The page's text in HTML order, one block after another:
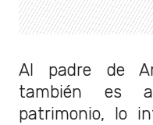
Al padre de
también es
patrimonio, lo